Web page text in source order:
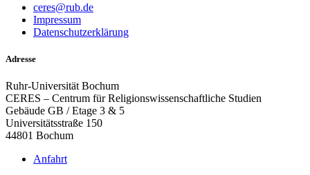
ceres@rub.de
Impressum
Datenschutzerklärung
Adresse
Ruhr-Universität Bochum
CERES – Centrum für Religionswissenschaftliche Studien
Gebäude GB / Etage 3 & 5
Universitätsstraße 150
44801 Bochum
Anfahrt